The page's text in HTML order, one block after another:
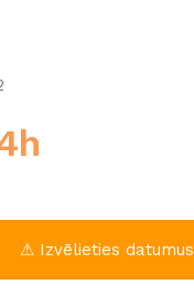
⚠ Izvēlieties datumus